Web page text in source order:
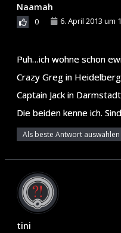
Naamah
0 6. April 2013 um
Puh…ich wohne schon
Crazy Greg in Heidelberg
Captain Jack in
Die beiden kenne ich.
Als beste Antwort auswählen
tini